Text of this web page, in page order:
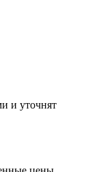
и уточнят